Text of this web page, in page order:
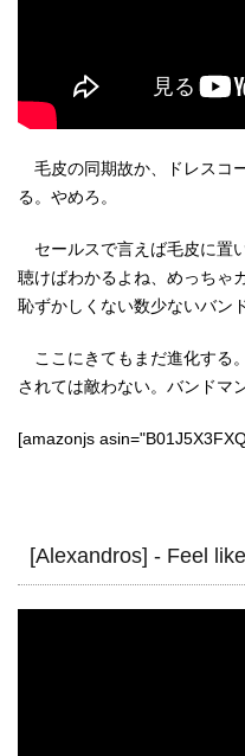
毛皮の同期故か、ドレスコ
る。やめろ。
セールスで言えば毛皮に置
聴けばわかるよね、めっちゃ
恥ずかしくない数少ないバンド
ここにきてもまだ進化する
されては敵わない。バンドマ
[amazonjs
[Alexandros] - Feel like